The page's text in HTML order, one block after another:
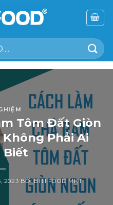
Tôm Đất Giòn
Phải Ai
Biết
2023 BỞI BITI FOOD MKT